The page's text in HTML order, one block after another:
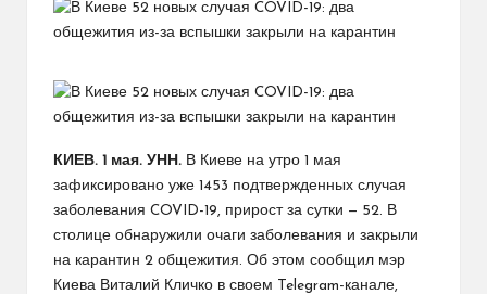
КИЕВ. 1 мая. УНН. В Киеве на утро 1 мая
зафиксировано уже 1453 подтвержденных случая
заболевания COVID-19, прирост за сутки — 52. В
столице обнаружили очаги заболевания и закрыли
на карантин 2 общежития. Об этом сообщил мэр
Киева Виталий Кличко в своем Telegram-канале,